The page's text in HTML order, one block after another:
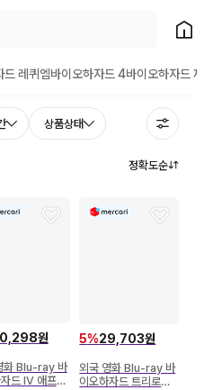
홈으
드 레퀴엠바이오하자드 4바이오하자드
상품상태
정확도순
원
화 Blu-ray 바
드 IV 애프터
5%29,703원
외국 영화 Blu-ray 바
이오하자드 트리로지